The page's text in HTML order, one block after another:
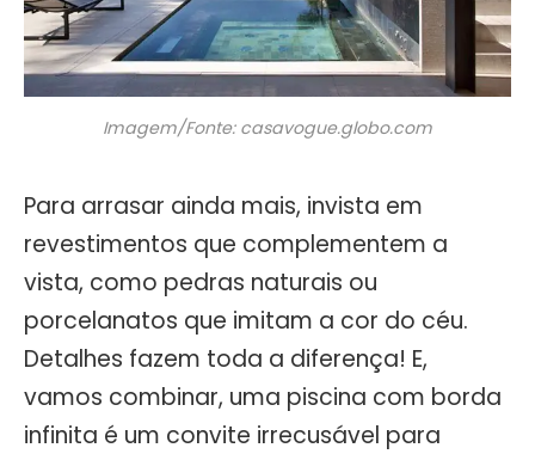
Imagem/Fonte: casavogue.globo.com
Para arrasar ainda mais, invista em
revestimentos que complementem a
vista, como pedras naturais ou
porcelanatos que imitam a cor do céu.
Detalhes fazem toda a diferença! E,
vamos combinar, uma piscina com borda
infinita é um convite irrecusável para